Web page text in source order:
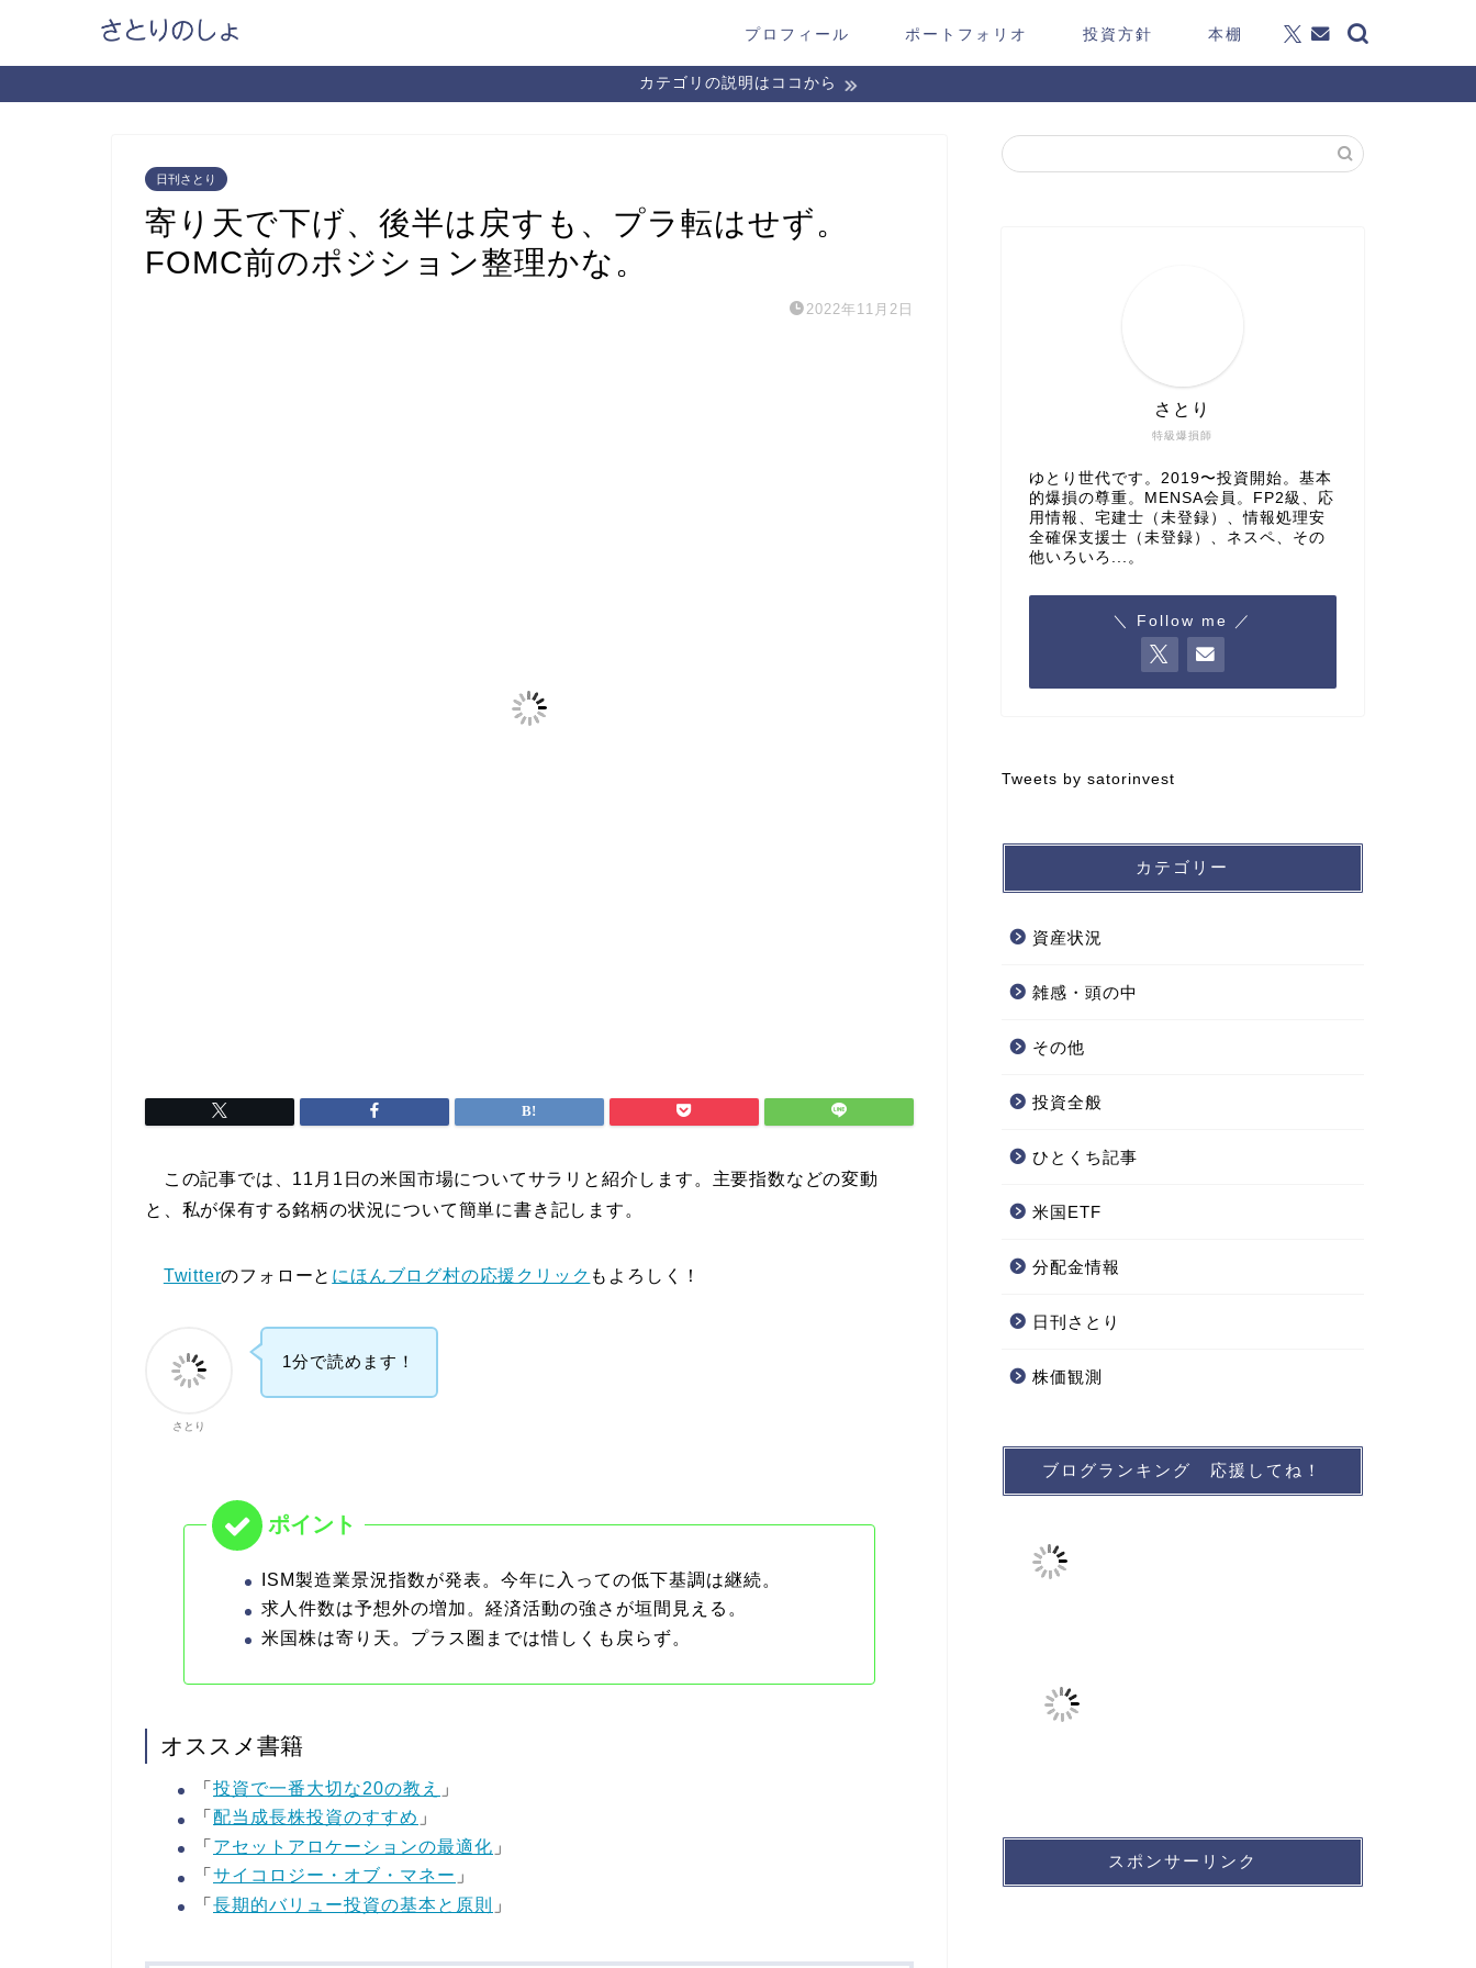
プロフィール ポートフォリオ 投資方針 本棚
カテゴリの説明はココから
日刊さとり
寄り天で下げ、後半は戻すも、プラ転はせず。
FOMC前のポジション整理かな。
2022年11月2日
この記事では、11月1日の米国市場についてサラリと紹介します。主要指数などの変動
と、私が保有する銘柄の状況について簡単に書き記します。
Twitterのフォローと にほんブログ村の応援クリック もよろしく！
さとり
1分で読めます！
ISM製造業景況指数が発表。今年に入っての低下基調は継続。
求人件数は予想外の増加。経済活動の強さが垣間見える。
米国株は寄り天。プラス圏までは惜しくも戻らず。
オススメ書籍
「 投資で一番大切な20の教え
」
「 配当成長株投資のすすめ 」
「 アセットアロケーションの最適化 」
「 サイコロジー・オブ・マネー 」
「 長期的バリュー投資の基本と原則 」
特級爆損師
さとり
ゆとり世代です。2019〜投資開始。基本
的爆損の尊重。MENSA会員。FP2級、応
用情報、宅建士（未登録）、情報処理安
全確保支援士（未登録）、ネスペ、その
他いろいろ...。
＼ Follow me ／
Tweets by satorinvest
カテゴリー
資産状況
雑感・頭の中
その他
投資全般
ひとくち記事
米国ETF
分配金情報
日刊さとり
株価観測
ブログランキング 応援してね！
スポンサーリンク